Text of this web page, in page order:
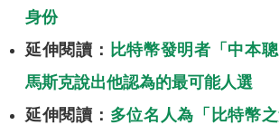
身份
延伸閱讀： 比特幣發明者「中本
馬斯克說出他認為的最可能人選
延伸閱讀： 多位名人為「比特幣